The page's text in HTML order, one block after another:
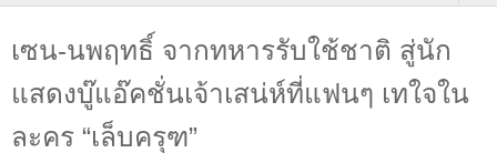
เซน-นพฤทธิ์ จากทหารรับใช้ชาติ สู่นัก
แสดงบู๊แอ๊คชั่นเจ้าเสน่ห์ที่แฟนๆ เทใจใน
ละคร “เล็บครุฑ”